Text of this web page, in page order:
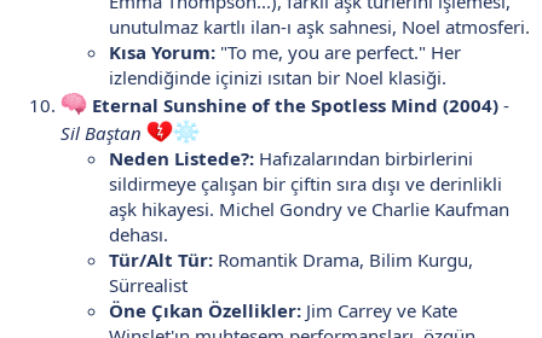
unutulmaz kartlı ilan-ı aşk sahnesi, Noel atmosferi.
Kısa Yorum: "To me, you are perfect." Her
izlendiğinde içinizi ısıtan bir Noel klasiği.
Eternal Sunshine of the Spotless Mind (2004) -
Sil Baştan
Neden Listede?: Hafızalarından birbirlerini
sildirmeye çalışan bir çiftin sıra dışı ve derinlikli
aşk hikayesi. Michel Gondry ve Charlie Kaufman
dehası.
Tür/Alt Tür: Romantik Drama, Bilim Kurgu,
Sürrealist
Öne Çıkan Özellikler: Jim Carrey ve Kate